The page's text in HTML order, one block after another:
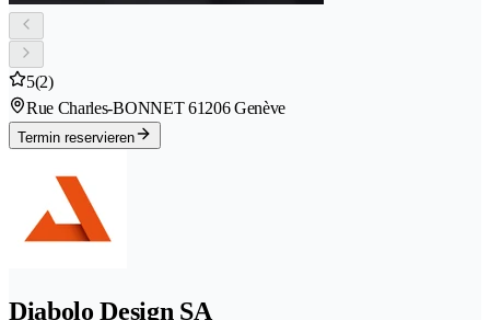
5(2)
Rue Charles-BONNET 61206 Genève
Termin reservieren
Diabolo Design SA